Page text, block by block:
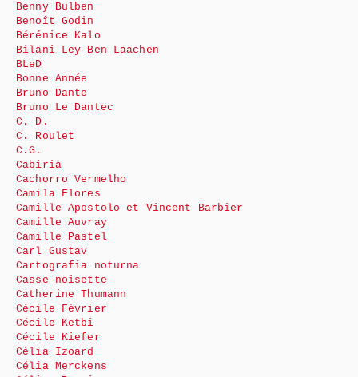
Benny Bulben
Benoît Godin
Bérénice Kalo
Bilani Ley Ben Laachen
BLeD
Bonne Année
Bruno Dante
Bruno Le Dantec
C. D.
C. Roulet
C.G.
Cabiria
Cachorro Vermelho
Camila Flores
Camille Apostolo et Vincent Barbier
Camille Auvray
Camille Pastel
Carl Gustav
Cartografia noturna
Casse-noisette
Catherine Thumann
Cécile Février
Cécile Ketbi
Cécile Kiefer
Célia Izoard
Célia Merckens